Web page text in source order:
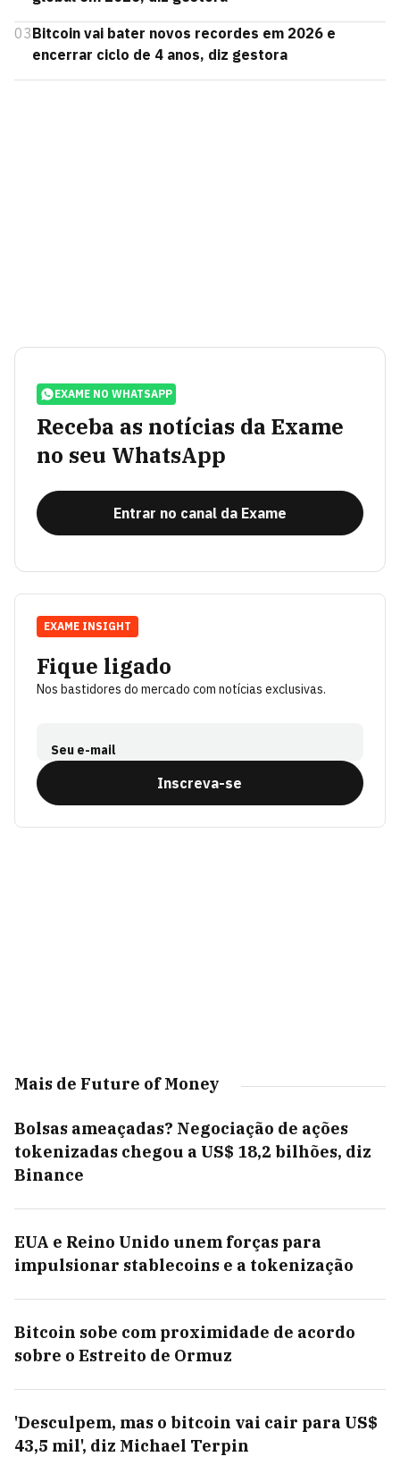
03Bitcoin vai bater novos recordes em 2026 e
encerrar ciclo de 4 anos, diz gestora
EXAME NO WHATSAPP
Receba as notícias da Exame
no seu WhatsApp
Entrar no canal da Exame
Fique ligado
Nos bastidores do mercado com notícias exclusivas.
Seu e-mail
Inscreva-se
EXAME INSIGHT
Mais de Future of Money
Bolsas ameaçadas? Negociação de ações
tokenizadas chegou a US$ 18,2 bilhões, diz
Binance
EUA e Reino Unido unem forças para
impulsionar stablecoins e a tokenização
Bitcoin sobe com proximidade de acordo
sobre o Estreito de Ormuz
'Desculpem, mas o bitcoin vai cair para US$
43,5 mil', diz Michael Terpin